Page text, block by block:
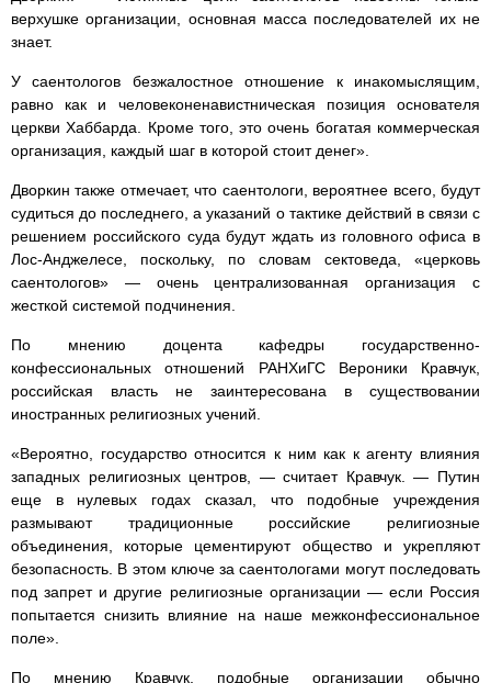
верхушке организации, основная масса последователей их не
знает.
У саентологов безжалостное отношение к инакомыслящим,
равно как и человеконенавистническая позиция основателя
церкви Хаббарда. Кроме того, это очень богатая коммерческая
организация, каждый шаг в которой стоит денег».
Дворкин также отмечает, что саентологи, вероятнее всего, будут
судиться до последнего, а указаний о тактике действий в связи с
решением российского суда будут ждать из головного офиса в
Лос-Анджелесе, поскольку, по словам сектоведа, «церковь
саентологов» — очень централизованная организация с
жесткой системой подчинения.
По мнению доцента кафедры государственно-
конфессиональных отношений РАНХиГС Вероники Кравчук,
российская власть не заинтересована в существовании
иностранных религиозных учений.
«Вероятно, государство относится к ним как к агенту влияния
западных религиозных центров, — считает Кравчук. — Путин
еще в нулевых годах сказал, что подобные учреждения
размывают традиционные российские религиозные
объединения, которые цементируют общество и укрепляют
безопасность. В этом ключе за саентологами могут последовать
под запрет и другие религиозные организации — если Россия
попытается снизить влияние на наше межконфессиональное
поле».
По мнению Кравчук, подобные организации обычно